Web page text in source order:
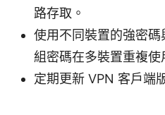
路存取。
使用不同裝置的強密
組密碼在多裝置重複使
定期更新 VPN 客戶端